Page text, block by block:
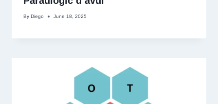
By Diego June 18, 2025